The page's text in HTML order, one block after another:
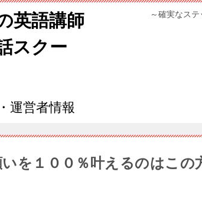
英語講師
スクー
～確実なス
運営者情報
を１００％叶えるのはこの